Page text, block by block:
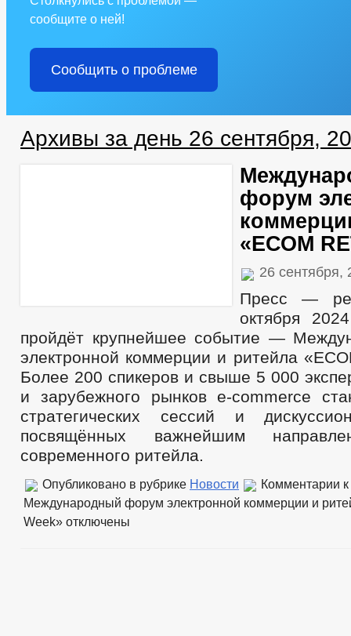
сообщите о ней!
Сообщить о проблеме
Архивы за день 26 сентября,
форум
«ЕСОМ
26 сентября,
Пресс —
октября
пройдёт крупнейшее событие —
электронной коммерции и ритейла
Более 200 спикеров и свыше 5 000
и зарубежного рынков e-commerce
стратегических сессий и
посвящённых важнейшим
современного ритейла.
Опубликовано в рубрике Новости Комментарии
Международный форум электронной коммерции и
Week» отключены